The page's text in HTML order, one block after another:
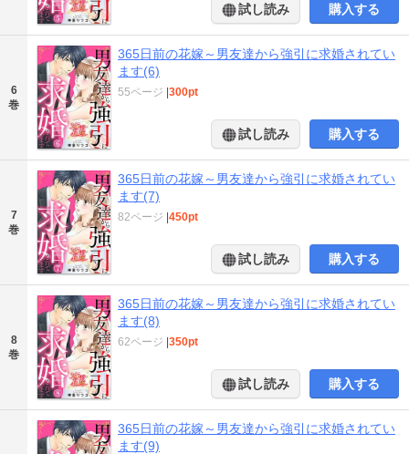
試し読み 購入する
6
巻
365日前の花嫁～男友達から強引に求婚されてい
ます(6)
55ページ |300pt
試し読み 購入する
7
巻
365日前の花嫁～男友達から強引に求婚されてい
ます(7)
82ページ |450pt
試し読み 購入する
8
巻
365日前の花嫁～男友達から強引に求婚されてい
ます(8)
62ページ |350pt
試し読み 購入する
365日前の花嫁～男友達から強引に求婚されてい
ます(9)